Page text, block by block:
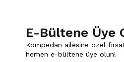
E-Bültene Üye
Kompedan ailesine özel
hemen e-bültene üye olun!